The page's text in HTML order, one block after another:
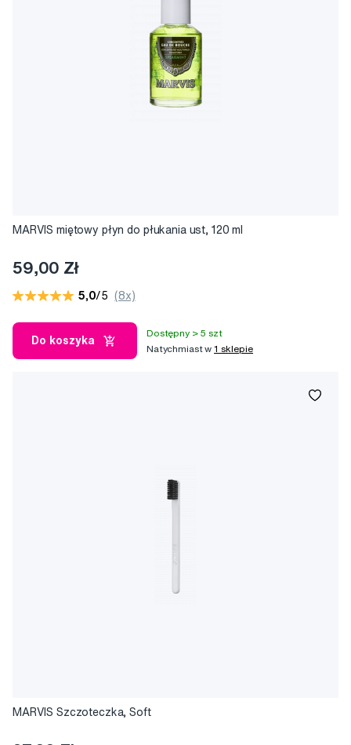
MARVIS miętowy płyn do płukania ust, 120 ml
59,00 Zł
5,0/5 (8x)
Do koszyka
Dostępny > 5 szt
Natychmiast w1 sklepie
MARVIS Szczoteczka, Soft